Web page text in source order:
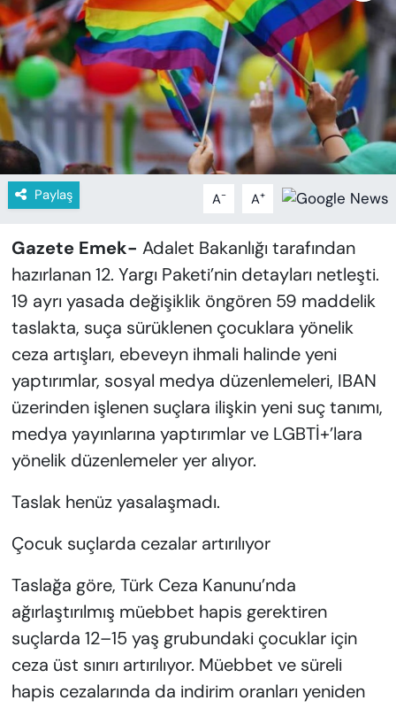
Paylaş A- A+
Gazete Emek- Adalet Bakanlığı tarafından
hazırlanan 12. Yargı Paketi’nin detayları netleşti.
19 ayrı yasada değişiklik öngören 59 maddelik
taslakta, suça sürüklenen çocuklara yönelik
ceza artışları, ebeveyn ihmali halinde yeni
yaptırımlar, sosyal medya düzenlemeleri, IBAN
üzerinden işlenen suçlara ilişkin yeni suç tanımı,
medya yayınlarına yaptırımlar ve LGBTİ+’lara
yönelik düzenlemeler yer alıyor.
Taslak henüz yasalaşmadı.
Çocuk suçlarda cezalar artırılıyor
Taslağa göre, Türk Ceza Kanunu’nda
ağırlaştırılmış müebbet hapis gerektiren
suçlarda 12–15 yaş grubundaki çocuklar için
ceza üst sınırı artırılıyor. Müebbet ve süreli
hapis cezalarında da indirim oranları yeniden
SPOR
KÜLTÜR-SANAT
MAGAZİN
ÖZEL HABER
YAZAR KÖŞESİ
SİYASET
VAN VE DİYARBAKIR HABERLERİ